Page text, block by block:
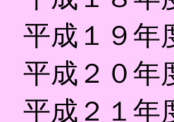
平成１９年
平成２０年
平成２１年